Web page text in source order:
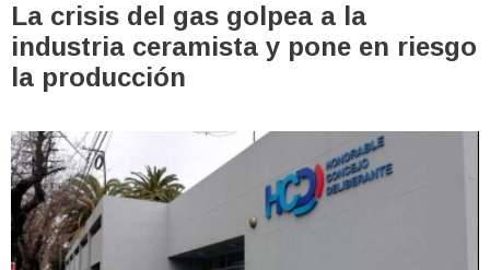
La crisis del gas golpea a la
industria ceramista y pone en riesgo
la producción